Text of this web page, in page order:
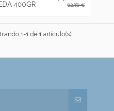
400GR
62,86 €
1-1 de 1 artículo(s)